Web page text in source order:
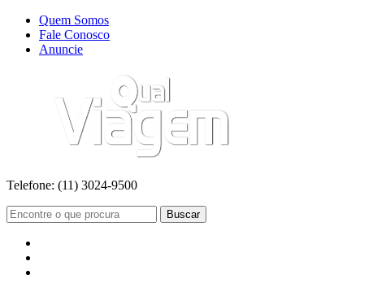
Quem Somos
Fale Conosco
Anuncie
Telefone: (11) 3024-9500
Buscar